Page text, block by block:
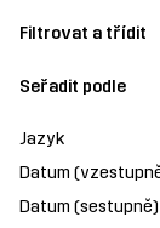
Filtrovat a třídit
Seřadit podle
Jazyk
Datum
Datum (sestupně)